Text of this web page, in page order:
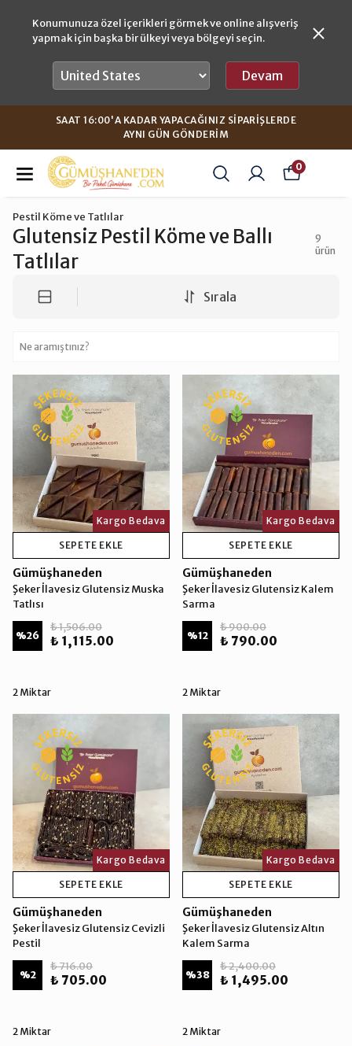
Konumunuza özel içerikleri görmek ve online alışveriş
yapmak için başka bir ülkeyi veya bölgeyi seçin.
Devam
SAAT 16:00'A KADAR YAPACAĞINIZ SIPARIŞLERDE
AYNI GÜN GÖNDERIM
0
Pestil Köme ve Tatlılar
Glutensiz Pestil Köme ve Ballı
Tatlılar
9
ürün
Sırala
Kargo Bedava
SEPETE EKLE
Gümüşhaneden
Şeker İlavesiz Glutensiz Muska
Tatlısı
%26
₺ 1,506.00
₺ 1,115.00
2 Miktar
Kargo Bedava
SEPETE EKLE
Gümüşhaneden
Şeker İlavesiz Glutensiz Kalem
Sarma
%12
₺ 900.00
₺ 790.00
2 Miktar
Kargo Bedava
SEPETE EKLE
Gümüşhaneden
Şeker İlavesiz Glutensiz Cevizli
Pestil
%2
₺ 716.00
₺ 705.00
2 Miktar
Kargo Bedava
SEPETE EKLE
Gümüşhaneden
Şeker İlavesiz Glutensiz Altın
Kalem Sarma
%38
₺ 2,400.00
₺ 1,495.00
2 Miktar